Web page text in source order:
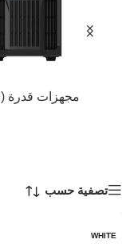
مجهزات قدرة (UPS)
تصفية حسب
WHITE